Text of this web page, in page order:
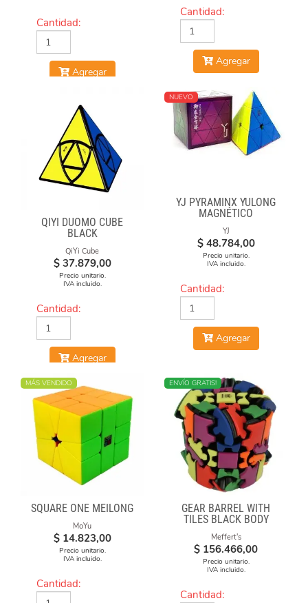
Cantidad:
Agregar
Cantidad:
Agregar
QIYI DUOMO CUBE
BLACK
QiYi Cube
$ 37.879,00
Precio unitario.
IVA incluido.
Cantidad:
Agregar
NUEVO
YJ PYRAMINX YULONG
MAGNÉTICO
YJ
$ 48.784,00
Precio unitario.
IVA incluido.
Cantidad:
Agregar
MÁS VENDIDO
SQUARE ONE MEILONG
MoYu
$ 14.823,00
Precio unitario.
IVA incluido.
Cantidad:
MÁS VENDIDO
ENVÍO GRATIS!
GEAR BARREL WITH
TILES BLACK BODY
Meffert's
$ 156.466,00
Precio unitario.
IVA incluido.
Cantidad: